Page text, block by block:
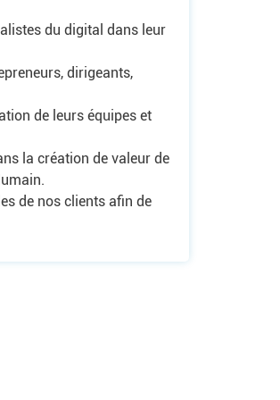
du digital dans leur
dirigeants,
de leurs équipes et
la création de valeur de
de nos clients afin de